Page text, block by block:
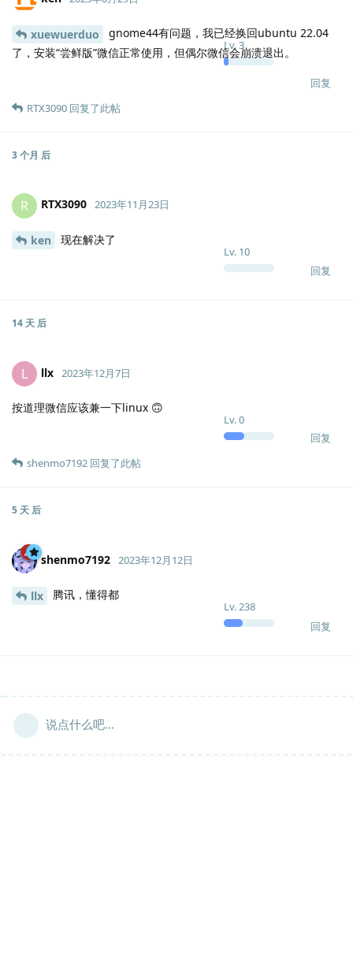
Lv.3
xuewuerduo
gnome44有问题，我已经换回ubuntu 22.04
了，安装“尝鲜版”微信正常使用，但偶尔微信会崩溃退出。
回复
RTX3090 回复了此帖
3 个月 后
R RTX3090
Lv. 10
2023年11月23日
ken 现在解决了
回复
14 天后
L llx
Lv.0
2023年12月7日
按道理微信应该兼一下linux 🙃
回复
shenmo7192 回复了此帖
5 天后
shenmo7192
Lv.238
2023年12月12日
llx 腾讯，懂得都
回复
说点什么吧...